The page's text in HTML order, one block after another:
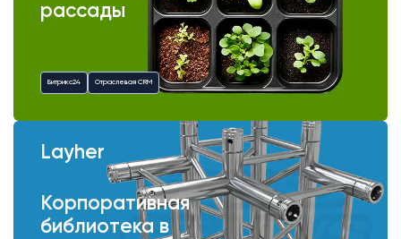
рассады
Битрикс24 Отраслевая CRM
Layher
Корпоративная
библиотека в